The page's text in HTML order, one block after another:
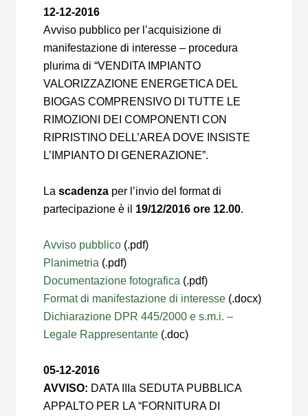
12-12-2016
Avviso pubblico per l’acquisizione di
manifestazione di interesse – procedura
plurima di “VENDITA IMPIANTO
VALORIZZAZIONE ENERGETICA DEL
BIOGAS COMPRENSIVO DI TUTTE LE
RIMOZIONI DEI COMPONENTI CON
RIPRISTINO DELL’AREA DOVE INSISTE
L’IMPIANTO DI GENERAZIONE”.
Lascadenza per l’invio del format di
partecipazione è il 19/12/2016 ore 12.00.
Avviso pubblico (.pdf)
Planimetria (.pdf)
Documentazione fotografica (.pdf)
Format di manifestazione di interesse (.docx)
Dichiarazione DPR 445/2000 e s.m.i. –
Legale Rappresentante (.doc)
05-12-2016
AVVISO: DATA IIIa SEDUTA PUBBLICA
APPALTO PER LA “FORNITURA DI